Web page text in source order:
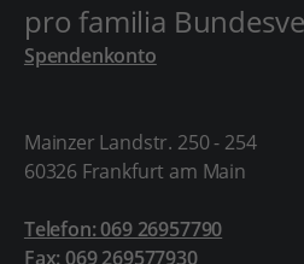
pro familia
Spendenkonto
Mainzer Landstr. 250 - 254
60326 Frankfurt am Main
Telefon: 069 26957790
Fax: 069 269577930